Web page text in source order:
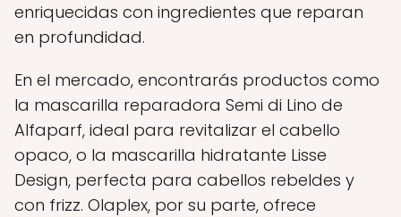
enriquecidas con ingredientes que reparan
en profundidad.
En el mercado, encontrarás productos como
la mascarilla reparadora Semi di Lino de
Alfaparf, ideal para revitalizar el cabello
opaco, o la mascarilla hidratante Lisse
Design, perfecta para cabellos rebeldes y
con frizz. Olaplex, por su parte, ofrece